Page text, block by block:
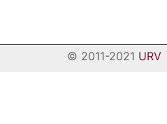
© 2011-2021 URV